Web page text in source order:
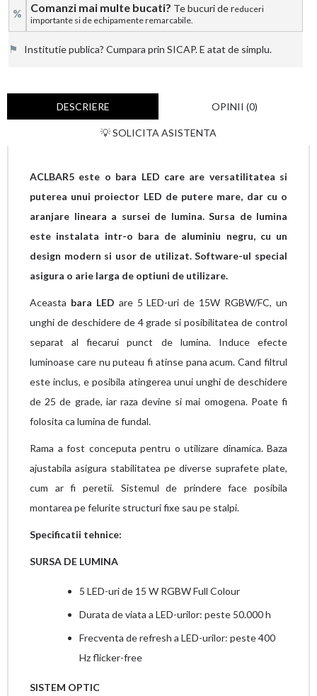
% Comanzi mai multe bucati? Te bucuri de reduceri
importante si de echipamente remarcabile.
⚑ Institutie publica? Cumpara prin SICAP. E atat de simplu.
DESCRIERE OPINII (0)
💡 SOLICITA ASISTENTA
ACLBAR5 este o bara LED care are versatilitatea si
puterea unui proiector LED de putere mare, dar cu o
aranjare lineara a sursei de lumina. Sursa de lumina
este instalata intr-o bara de aluminiu negru, cu un
design modern si usor de utilizat. Software-ul special
asigura o arie larga de optiuni de utilizare.
Aceasta bara LED are 5 LED-uri de 15W RGBW/FC, un
unghi de deschidere de 4 grade si posibilitatea de control
separat al fiecarui punct de lumina. Induce efecte
luminoase care nu puteau fi atinse pana acum. Cand filtrul
este inclus, e posibila atingerea unui unghi de deschidere
de 25 de grade, iar raza devine si mai omogena. Poate fi
folosita ca lumina de fundal.
Rama a fost conceputa pentru o utilizare dinamica. Baza
ajustabila asigura stabilitatea pe diverse suprafete plate,
cum ar fi peretii. Sistemul de prindere face posibila
montarea pe felurite structuri fixe sau pe stalpi.
Specificatii tehnice:
SURSA DE LUMINA
5 LED-uri de 15 W RGBW Full Colour
Durata de viata a LED-urilor: peste 50.000 h
Frecventa de refresh a LED-urilor: peste 400
Hz flicker-free
SISTEM OPTIC